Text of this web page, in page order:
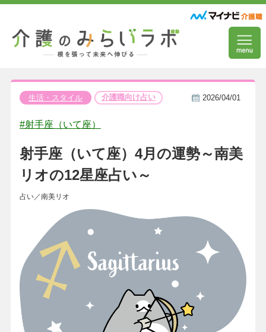
生活・スタイル 介護職向け占い 2026/04/01
#射手座（いて座）
射手座（いて座）4月の運勢～南美
リオの12星座占い～
占い／南美リオ